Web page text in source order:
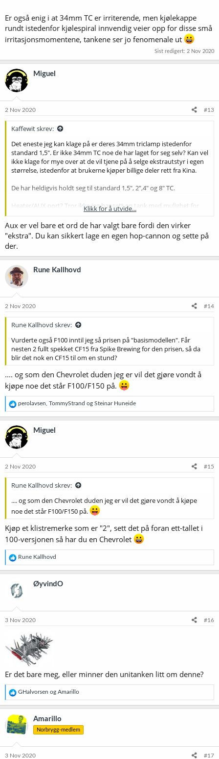
Er også enig i at 34mm TC er irriterende, men kjølekappe
rundt istedenfor kjølespiral innvendig veier opp for disse små
irritasjonsmomentene, tankene ser jo fenomenale ut
Sist redigert: 2 Nov 2020
Miguel
2 Nov 2020 #13
Kaffewit skrev:
Det eneste jeg kan klage på er deres 34mm triclamp istedenfor
standard 1,5". Er ikke 34mm TC noe de har laget for seg selv? Kan vel
ikke klage for mye over at de vil tjene på å selge ekstrautstyr i egen
størrelse, istedenfor at brukerne kjøper billige deler rett fra Kina.
De har heldigvis holdt seg til standard 1,5", 2",4" og 8" TC.
Heater/AUX port? Tror ikke jeg har sett en tank med mulighet for
varme innvendig. Er det for et svakt varmeelement? Hva er AUX i
denne sammenhengen?
Hvorfor Brewtools istedenfor SS? Jeg skal ikke ha noen av delene,
men en klar fordel er at Brewtools har kjøling i veggene, istedenfor
en spiral som stikker ned i tanken og må vaskes. En del av den
fordelen forsvinner PGA alle esktra TC portene og tilbehøret på
Brewtools.
den.Ss Brewtech Jacketed Unitank, 1 BBL 159L Proff gjæringstank -
Brewtools har flere TC porter. Det gir flere muligheter, men som
nevnt over også mer vasking.
Justerbar høyde er praktisk, men det ser ut som det er vanskelig å
Klikk for å utvide...
Aux er vel bare et ord de har valgt bare fordi den virker
"ekstra". Du kan sikkert lage en egen hop-cannon og sette på
der.
Rune Kallhovd
2 Nov 2020 #14
Rune Kallhovd skrev:
Vurderte også F100 inntil jeg så prisen på "basismodellen". Får
nesten 2 fullt spekket CF15 fra Spike Brewing for den prisen, så da
blir det nok en CF15 til om en stund?
.... og som den Chevrolet duden jeg er vil det gjøre vondt å
kjøpe noe det står F100/F150 på.
R
e
a
k
s
o
e
perolavsen TommyStrand og Steinar Huneide
Miguel
2 Nov 2020 #15
Rune Kallhovd skrev:
.... og som den Chevrolet duden jeg er vil det gjøre vondt å kjøpe
noe det står F100/F150 på.
Kjøp et klistremerke som er "2", sett det på foran ett-tallet i
100-versjonen så har du en Chevrolet
R
e
a
s
j
e
Rune Kallhovd
ØyvindO
3 Nov 2020 #16
Er det bare meg, eller minner den unitanken litt om denne?
R
e
a
k
s
j
e
GHalvorsen og Amarillo
Amarillo
Norbrygg-medlem
3 Nov 2020 #17